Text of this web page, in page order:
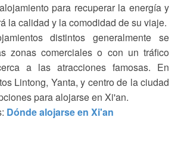
para recuperar la energía y
la calidad y la comodidad de su viaje.
distintos generalmente se
zonas comerciales o con un tráfico
a las atracciones famosas. En
Lintong, Yanta, y centro de la ciudad
para alojarse en Xi'an.
Dónde alojarse en Xi'an